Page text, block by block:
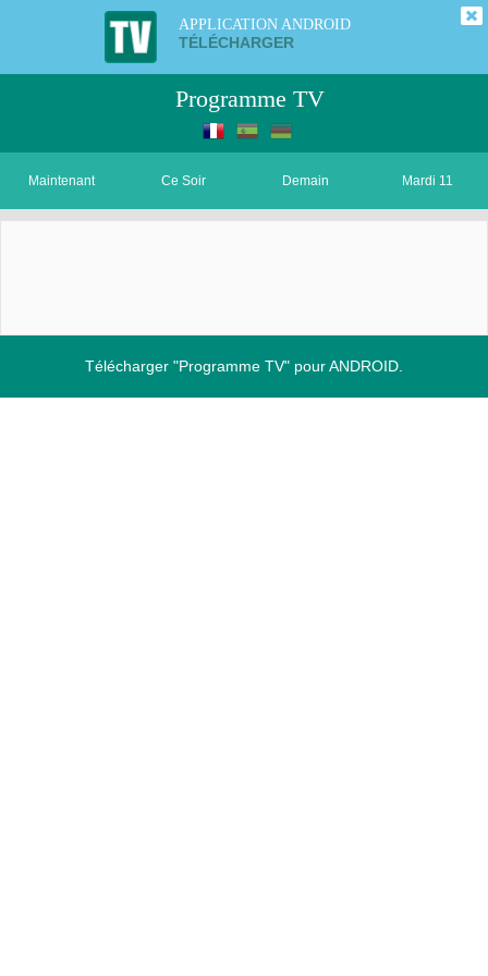
APPLICATION ANDROID
TÉLÉCHARGER
Programme TV
Maintenant Ce Soir Demain Mardi 11
Télécharger "Programme TV" pour ANDROID.